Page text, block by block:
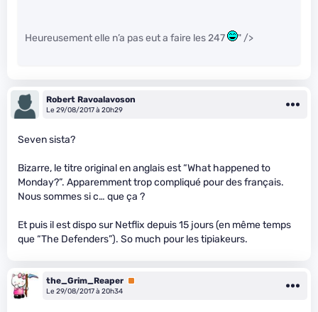
Heureusement elle n’a pas eut a faire les 247 " />
Robert Ravoalavoson
Le 29/08/2017 à 20h29
Seven sista?
Bizarre, le titre original en anglais est “What happened to
Monday?”. Apparemment trop compliqué pour des français.
Nous sommes si c… que ça ?
Et puis il est dispo sur Netflix depuis 15 jours (en même temps
que “The Defenders”). So much pour les tipiakeurs.
the_Grim_Reaper Premium
Le 29/08/2017 à 20h34